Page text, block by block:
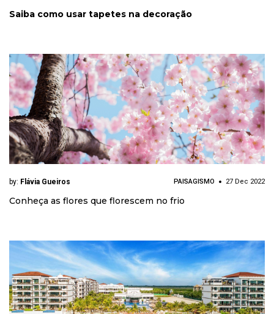
Saiba como usar tapetes na decoração
by: Flávia Gueiros PAISAGISMO 27 Dec 2022
Conheça as flores que florescem no frio